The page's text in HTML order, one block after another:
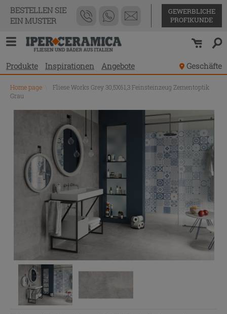
BESTELLEN SIE
EIN MUSTER
GEWERBLICHE
PROFIKUNDE
Produkte Inspirationen Angebote Geschäfte
Home page
Fliese Works Grey 30,5X61,3 Feinsteinzeug Zementoptik
Grau